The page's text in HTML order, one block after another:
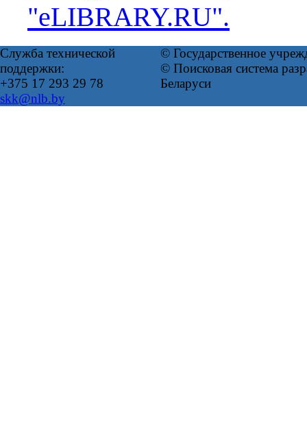
"eLIBRARY.RU".
Служба технической
поддержки:
+375 17 293 29 78
skk@nlb.by
© Государственное
© Поисковая система
Беларуси